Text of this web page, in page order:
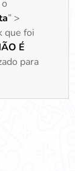
” >
que foi
É
para